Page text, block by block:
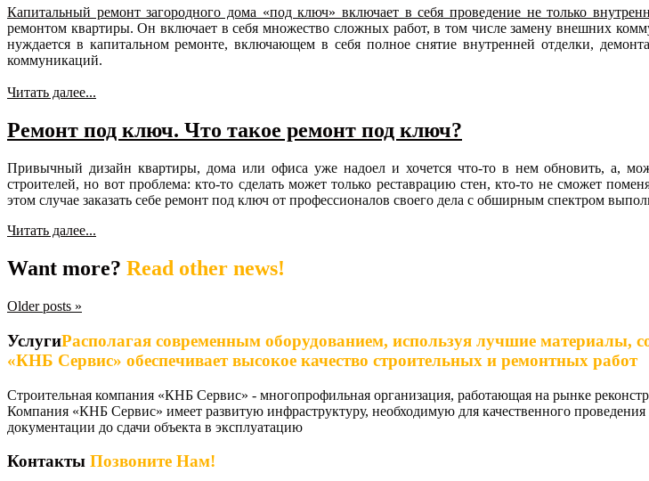
Капитальный ремонт загородного дома «под ключ» включает в себя проведение не только
ремонтом квартиры. Он включает в себя множество сложных работ, в том числе замену внешних
нуждается в капитальном ремонте, включающем в себя полное снятие внутренней отделки,
коммуникаций.
Читать далее...
Ремонт под ключ. Что такое ремонт под ключ?
Привычный дизайн квартиры, дома или офиса уже надоел и хочется что-то в нем обновить, а,
строителей, но вот проблема: кто-то сделать может только реставрацию стен, кто-то не сможет
этом случае заказать себе ремонт под ключ от профессионалов своего дела с обширным спектром
Читать далее...
Want more? Read other news!
Older posts »
УслугиРасполагая современным оборудованием, используя лучшие материалы,
«КНБ Сервис» обеспечивает высокое качество строительных и ремонтных работ
Строительная компания «КНБ Сервис» - многопрофильная организация, работающая на рынке
Компания «КНБ Сервис» имеет развитую инфраструктуру, необходимую для качественного
документации до сдачи объекта в эксплуатацию
Контакты Позвоните Нам!